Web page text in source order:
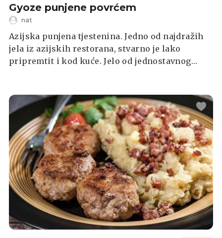
Gyoze punjene povrćem
nat
Azijska punjena tjestenina. Jedno od najdražih
jela iz azijskih restorana, stvarno je lako
pripremtit i kod kuće. Jelo od jednostavnog